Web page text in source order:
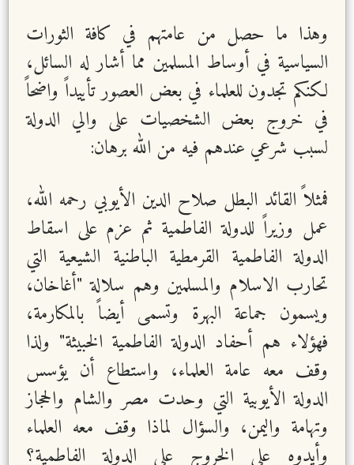
وهذا ما حصل من عامتهم في كافة الثورات
السياسية في أوساط المسلمين مما أشار له السائل،
لكنكم تجدون للعلماء في بعض العصور تأييداً واضحاً
في خروج بعض الشخصيات على والي الدولة
لسبب شرعي عندهم فيه من الله برهان:
فمثلاً القائد البطل صلاح الدين الأيوبي رحمه الله،
عمل وزيراً للدولة الفاطمية ثم عزم على اسقاط
الدولة الفاطمية القرمطية الباطنية الشيعية التي
تحارب الاسلام والمسلمين وهم سلالة "أغاخان،
ويسمون جماعة البهرة وتسمى أيضاً بالمكارمة،
فهؤلاء هم أحفاد الدولة الفاطمية الخبيثة" ولذا
وقف معه عامة العلماء، واستطاع أن يؤسس
الدولة الأيوبية التي وحدت مصر والشام والحجاز
وتهامة واليمن، والسؤال لماذا وقف معه العلماء
وأيدوه على الخروج على الدولة الفاطمية؟